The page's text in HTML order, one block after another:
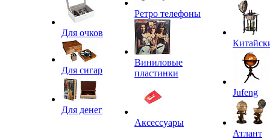
Для очков
Для сигар
Для денег
Ретро телефоны
Виниловые
пластинки
Аксессуары
Jufeng
Атлант